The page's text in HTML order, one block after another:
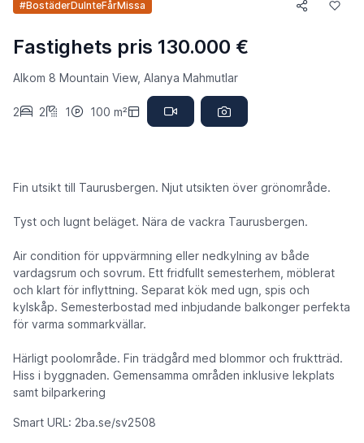
#BostäderDuInteFårMissa
Fastighets pris 130.000 €
Alkom 8 Mountain View, Alanya Mahmutlar
2 2 1 100 m²
Fin utsikt till Taurusbergen. Njut utsikten över grönområde.
Tyst och lugnt beläget. Nära de vackra Taurusbergen.
Air condition för uppvärmning eller nedkylning av både
vardagsrum och sovrum. Ett fridfullt semesterhem, möblerat
och klart för inflyttning. Separat kök med ugn, spis och
kylskåp. Semesterbostad med inbjudande balkonger perfekta
för varma sommarkvällar.
Härligt poolområde. Fin trädgård med blommor och fruktträd.
Hiss i byggnaden. Gemensamma områden inklusive lekplats
samt bilparkering
Smart URL: 2ba.se/sv2508